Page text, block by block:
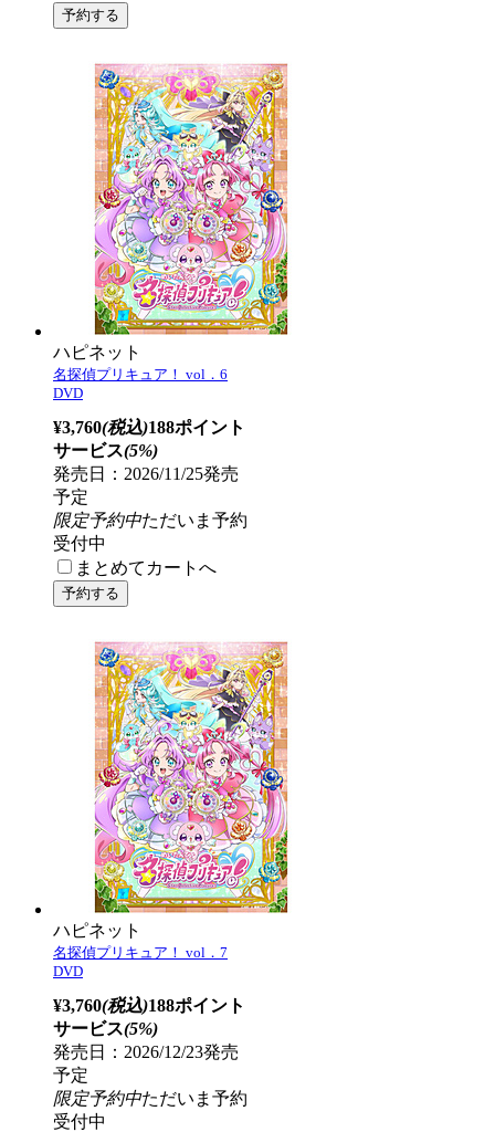
ハピネット
名探偵プリキュア！ vol．6
DVD
¥3,760(税込)188ポイント
サービス(5%)
発売日：2026/11/25発売
予定
限定予約中ただいま予約
受付中
まとめてカートへ
ハピネット
名探偵プリキュア！ vol．7
DVD
¥3,760(税込)188ポイント
サービス(5%)
発売日：2026/12/23発売
予定
限定予約中ただいま予約
受付中